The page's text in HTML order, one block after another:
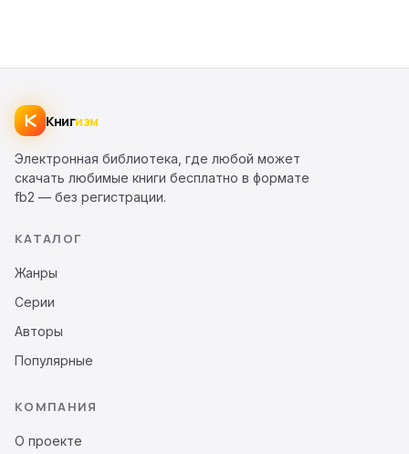
Книгизм
Электронная библиотека, где любой может
скачать любимые книги бесплатно в формате
fb2 — без регистрации.
КАТАЛОГ
Жанры
Серии
Авторы
Популярные
КОМПАНИЯ
О проекте